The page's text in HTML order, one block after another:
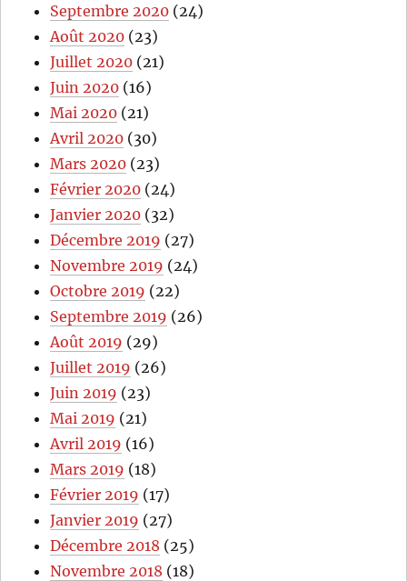
Septembre 2020 (24)
Août 2020 (23)
Juillet 2020 (21)
Juin 2020 (16)
Mai 2020 (21)
Avril 2020 (30)
Mars 2020 (23)
Février 2020 (24)
Janvier 2020 (32)
Décembre 2019 (27)
Novembre 2019 (24)
Octobre 2019 (22)
Septembre 2019 (26)
Août 2019 (29)
Juillet 2019 (26)
Juin 2019 (23)
Mai 2019 (21)
Avril 2019 (16)
Mars 2019 (18)
Février 2019 (17)
Janvier 2019 (27)
Décembre 2018 (25)
Novembre 2018 (18)